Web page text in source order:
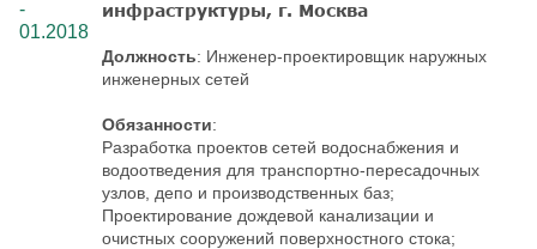
-
01.2018
инфраструктуры, г. Москва
Должность: Инженер-проектировщик наружных
инженерных сетей
Обязанности:
Разработка проектов сетей водоснабжения и
водоотведения для транспортно-пересадочных
узлов, депо и производственных баз;
Проектирование дождевой канализации и
очистных сооружений поверхностного стока;